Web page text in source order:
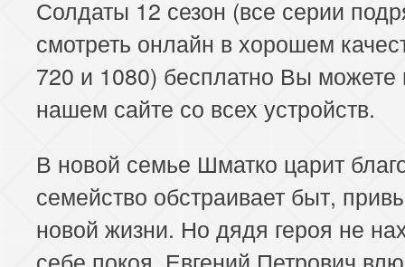
Солдаты 12 сезон (все серии
смотреть онлайн в хорошем
720 и 1080) бесплатно Вы можете
нашем сайте со всех устройств.
В новой семье Шматко царит
семейство обстраивает быт,
новой жизни. Но дядя героя не
себе покоя. Евгений Петрович